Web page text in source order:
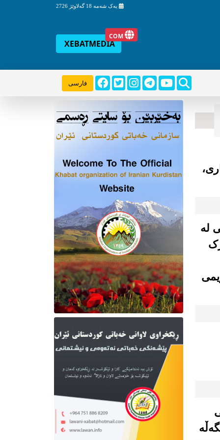
یه‌ک شه‌مه‌ 18 گه‌لاوێژ 2726
XEBATMEDIA
COM
فارسی
لە